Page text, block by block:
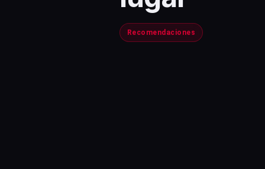
Recomendaciones